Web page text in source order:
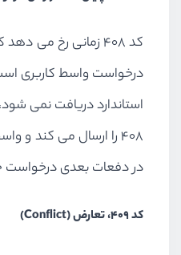
کد 408 زمانی رخ می
درخواست واسط کاربری
استاندارد دریافت نمی
408 را ارسال می کند و
در دفعات بعدی درخواست
کد 409، تعارض (Conflict)